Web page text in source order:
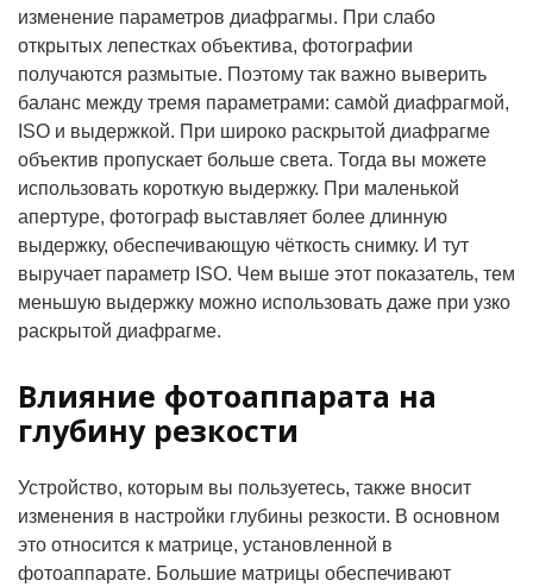
изменение параметров диафрагмы. При слабо
открытых лепестках объектива, фотографии
получаются размытые. Поэтому так важно выверить
баланс между тремя параметрами: само̀й диафрагмой,
ISO и выдержкой. При широко раскрытой диафрагме
объектив пропускает больше света. Тогда вы можете
использовать короткую выдержку. При маленькой
апертуре, фотограф выставляет более длинную
выдержку, обеспечивающую чёткость снимку. И тут
выручает параметр ISO. Чем выше этот показатель, тем
меньшую выдержку можно использовать даже при узко
раскрытой диафрагме.
Влияние фотоаппарата на
глубину резкости
Устройство, которым вы пользуетесь, также вносит
изменения в настройки глубины резкости. В основном
это относится к матрице, установленной в
фотоаппарате. Большие матрицы обеспечивают